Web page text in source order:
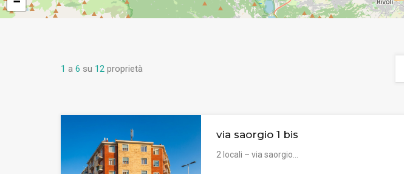
1 a 6 su 12 proprietà
via saorgio 1 bis
2 locali – via saorgio…